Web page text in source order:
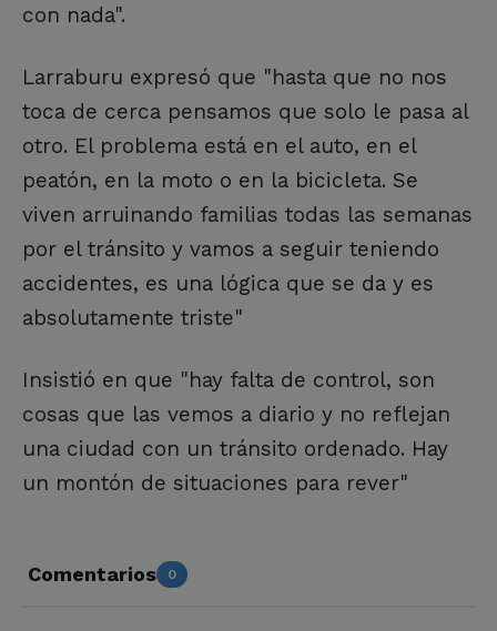
con nada".
Larraburu expresó que "hasta que no nos
toca de cerca pensamos que solo le pasa al
otro. El problema está en el auto, en el
peatón, en la moto o en la bicicleta. Se
viven arruinando familias todas las semanas
por el tránsito y vamos a seguir teniendo
accidentes, es una lógica que se da y es
absolutamente triste"
Insistió en que "hay falta de control, son
cosas que las vemos a diario y no reflejan
una ciudad con un tránsito ordenado. Hay
un montón de situaciones para rever"
Comentarios 0